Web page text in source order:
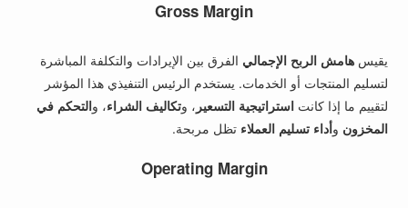
Gross Margin
يقيسهامش الربح الإجمالي الفرق بين الإيرادات والتكلفة المباشرة
لتسليم المنتجات أو الخدمات. يستخدم الرئيس التنفيذي هذا المؤشر
لتقييم ما إذا كانتاستراتيجية التسعير ، وتكاليف الشراء، والتحكم في
المخزون وأداء تسليم العملاء تظل مربحة.
Operating Margin